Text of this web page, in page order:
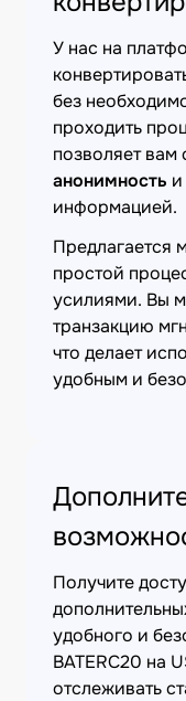
У нас на
без
проходить
позволяет вам
анонимность
информацией.
Предлагается
простой
усилиями. Вы
транзакцию
что делает
удобным и
Получите
удобного и
BATERC20 на
отслеживать